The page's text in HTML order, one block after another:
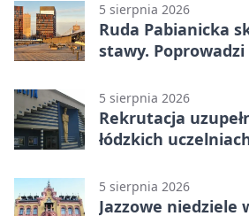
5 sierpnia 2026
Ruda Pabianicka
stawy.
5 sierpnia 2026
Rekrutacja
łódzkich
5 sierpnia 2026
Jazzowe